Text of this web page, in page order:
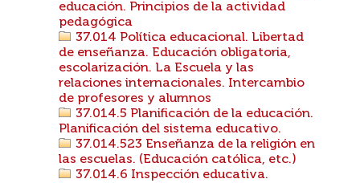
educación. Principios de la actividad
pedagógica
37.014 Política educacional. Libertad
de enseñanza. Educación obligatoria,
escolarización. La Escuela y las
relaciones internacionales. Intercambio
de profesores y alumnos
37.014.5 Planificación de la educación.
Planificación del sistema educativo.
37.014.523 Enseñanza de la religión en
las escuelas. (Educación católica, etc.)
37.014.6 Inspección educativa.